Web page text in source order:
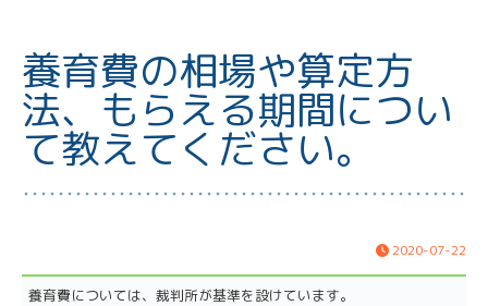
養育費の相場や算定方
法、もらえる期間につい
て教えてください。
2020-07-22
養育費については、裁判所が基準を設けています。